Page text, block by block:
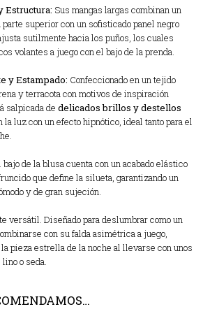
Estructura: Sus mangas largas combinan un
superior con un sofisticado panel negro
sutilmente hacia los puños, los cuales
volantes a juego con el bajo de la prenda.
y Estampado: Confeccionado en un tejido
y terracota con motivos de inspiración
salpicada de delicados brillos y destellos
la luz con un efecto hipnótico, ideal tanto para el
bajo de la blusa cuenta con un acabado elástico
que define la silueta, garantizando un
y de gran sujeción.
versátil. Diseñado para deslumbrar como un
con su falda asimétrica a juego,
pieza estrella de la noche al llevarse con unos
o seda.